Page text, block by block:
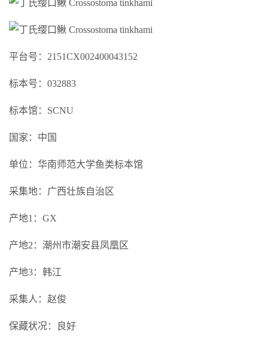
平台号：2151CX002400043152
标本号：032883
标本馆：SCNU
国家：中国
单位：华南师范大学鱼类标本馆
采集地：广西壮族自治区
产地1：GX
产地2：潮州市潮安县凤凰区
产地3：韩江
采集人：赵俊
保藏状况：良好